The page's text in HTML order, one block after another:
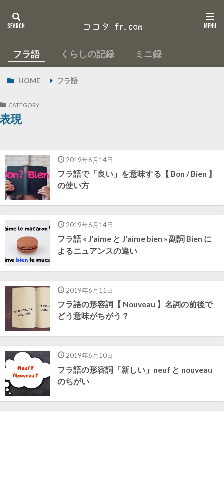
フラ語 くらしの記録 ミニ録
HOME フラ語
CATEGORY
表現
2019年6月14日
フラ語で「良い」を意味する【 Bon / Bien 】
の使い方
2019年6月14日
フラ語 « J’aime と J’aime bien » 副詞 Bien に
よるニュアンスの違い
2019年6月11日
フラ語の形容詞【 Nouveau 】名詞の前後で
どう意味がちがう？
2019年6月10日
フラ語の形容詞「新しい」neuf と nouveau
のちがい